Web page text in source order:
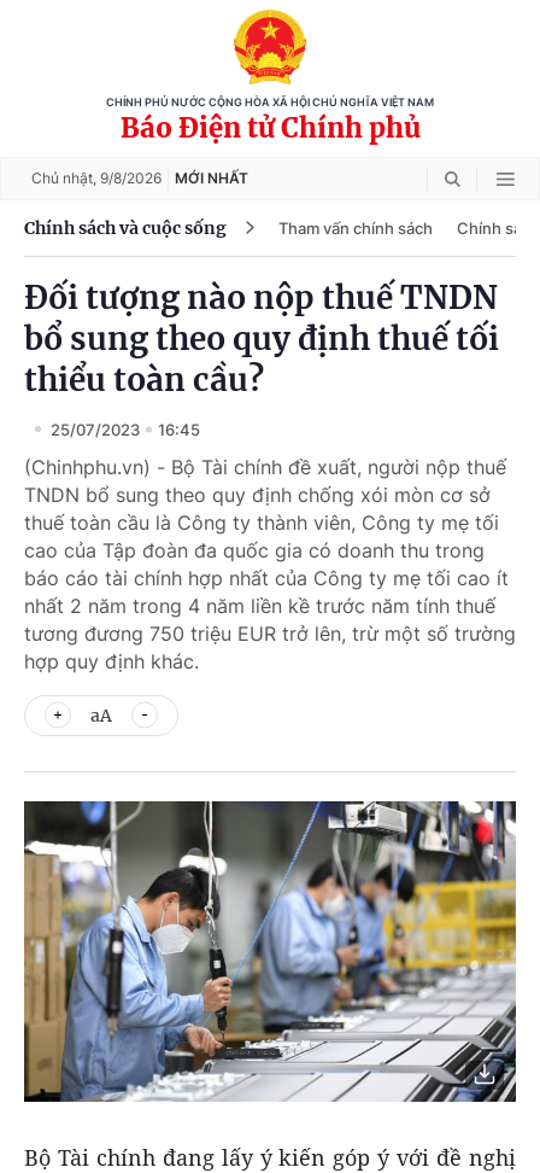
CHÍNH PHỦ NƯỚC CỘNG HÒA XÃ HỘI CHỦ NGHĨA VIỆT NAM
Báo Điện tử Chính phủ
Chủ nhật, 9/8/2026 MỚI NHẤT
Chính sách và cuộc sống Tham vấn chính sách Chính
Đối tượng nào nộp thuế TNDN
bổ sung theo quy định thuế tối
thiểu toàn cầu?
25/07/2023 16:45
(Chinhphu.vn) - Bộ Tài chính đề xuất, người nộp thuế
TNDN bổ sung theo quy định chống xói mòn cơ sở
thuế toàn cầu là Công ty thành viên, Công ty mẹ tối
cao của Tập đoàn đa quốc gia có doanh thu trong
báo cáo tài chính hợp nhất của Công ty mẹ tối cao ít
nhất 2 năm trong 4 năm liền kề trước năm tính thuế
tương đương 750 triệu EUR trở lên, trừ một số trường
hợp quy định khác.
aA
Bộ Tài chính đang lấy ý kiến góp ý với đề nghị